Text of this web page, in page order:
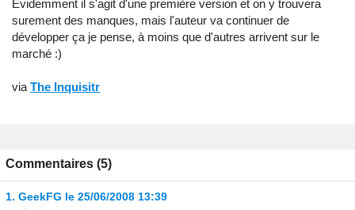
Evidemment il s'agit d'une première version et on y trouvera
surement des manques, mais l'auteur va continuer de
développer ça je pense, à moins que d'autres arrivent sur le
marché :)
via The Inquisitr
Commentaires (5)
1. GeekFG le 25/06/2008 13:39